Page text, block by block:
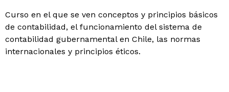
Curso en el que se ven conceptos y principios básicos
de contabilidad, el funcionamiento del sistema de
contabilidad gubernamental en Chile, las normas
internacionales y principios éticos.